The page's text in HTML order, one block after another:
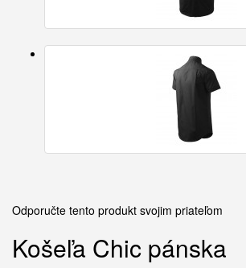
Odporučte tento produkt svojim priateľom
Košeľa Chic pánska